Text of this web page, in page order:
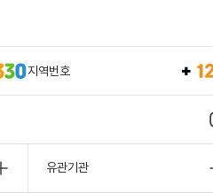
지역번호
유관기관